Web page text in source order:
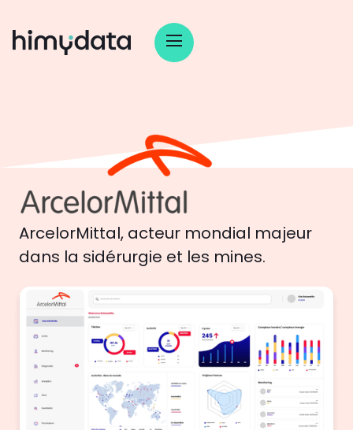
ArcelorMittal, acteur mondial majeur
dans la sidérurgie et les mines.